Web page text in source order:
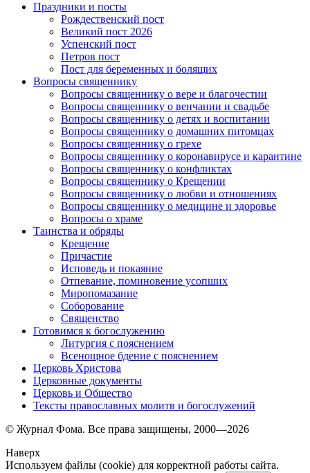
Праздники и посты
Рождественский пост
Великий пост 2026
Успенский пост
Петров пост
Пост для беременных и болящих
Вопросы священнику
Вопросы священнику о вере и благочестии
Вопросы священнику о венчании и свадьбе
Вопросы священнику о детях и воспитании
Вопросы священнику о домашних питомцах
Вопросы священнику о грехе
Вопросы священнику о коронавирусе и карантине
Вопросы священнику о конфликтах
Вопросы священнику о Крещении
Вопросы священнику о любви и отношениях
Вопросы священнику о медицине и здоровье
Вопросы о храме
Таинства и обряды
Крещение
Причастие
Исповедь и покаяние
Отпевание, поминовение усопших
Миропомазание
Соборование
Священство
Готовимся к богослужению
Литургия с пояснением
Всенощное бдение с пояснением
Церковь Христова
Церковные документы
Церковь и Общество
Тексты православных молитв и богослужений
© Журнал Фома. Все права защищены, 2000—2026
Наверх
Используем файлы (cookie) для корректной работы сайта.